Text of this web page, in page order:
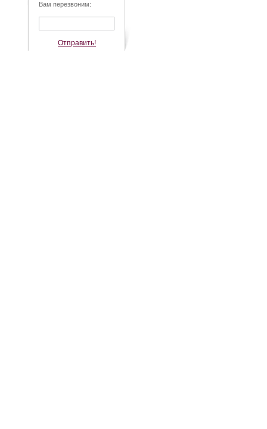
Вам перезвоним:
Отправить!